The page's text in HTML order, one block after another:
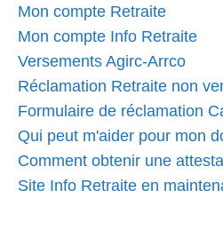
Mon compte Retraite
Mon compte Info Retraite
Versements Agirc-Arrco
Réclamation Retraite non
Formulaire de réclamation
Qui peut m'aider pour mon
Comment obtenir une
Site Info Retraite en